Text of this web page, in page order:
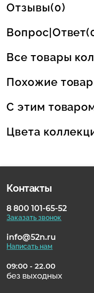
Отзывы(0)
Все товары
Похожие
С этим
Цвета
Контакты
8 800 101-65-52
Заказать звонок
info@52n.ru
Написать нам
09:00 - 22.00
без выходных